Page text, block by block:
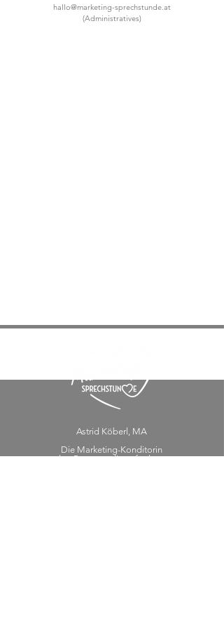
hallo@marketing-sprechstunde.at
(Administratives)
Astrid Köberl, MA
Die Marketing-Konditorin
hat Rezepte, die aufgehen: